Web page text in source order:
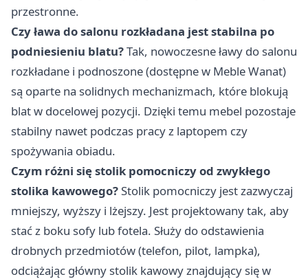
przestronne.
Czy ława do salonu rozkładana jest stabilna po
podniesieniu blatu?Tak, nowoczesne ławy do salonu
rozkładane i podnoszone (dostępne w Meble Wanat)
są oparte na solidnych mechanizmach, które blokują
blat w docelowej pozycji. Dzięki temu mebel pozostaje
stabilny nawet podczas pracy z laptopem czy
spożywania obiadu.
Czym różni się stolik pomocniczy od zwykłego
stolika kawowego?Stolik pomocniczy jest zazwyczaj
mniejszy, wyższy i lżejszy. Jest projektowany tak, aby
stać z boku sofy lub fotela. Służy do odstawienia
drobnych przedmiotów (telefon, pilot, lampka),
odciążając główny stolik kawowy znajdujący się w